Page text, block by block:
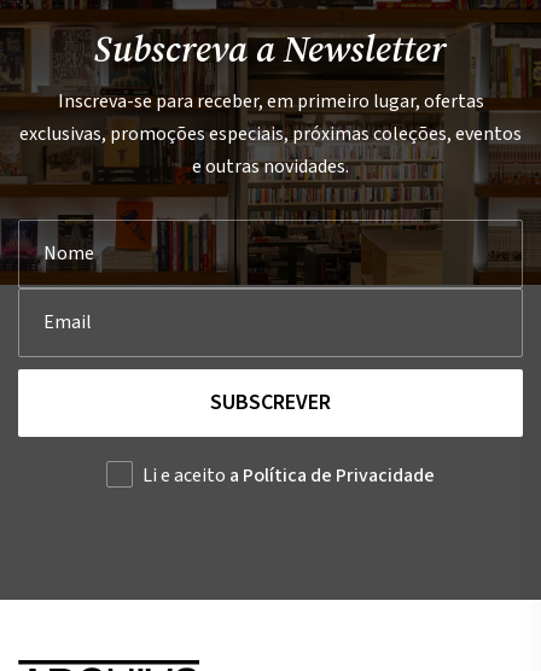
Subscreva a Newsletter
Inscreva-se para receber, em primeiro lugar, ofertas
exclusivas, promoções especiais, próximas coleções, eventos
e outras novidades.
SUBSCREVER
Li e aceito a Política de Privacidade